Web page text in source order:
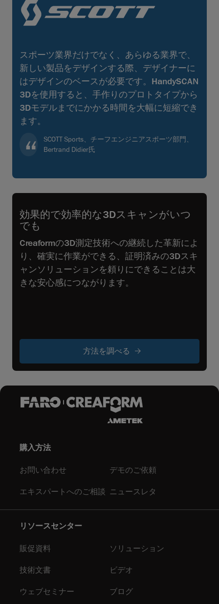
スポーツ業界だけでなく、あらゆる業界で、
新しい製品をデザインする際、デザイナーに
はデザインのベースが必要です。HandySCAN
3Dを使用すると、手作りのプロトタイプから
3Dモデルまでにかかる時間を大幅に短縮でき
ます。
SCOTT Sports、チーフエンジニアスポーツ部門、
Bertrand Didier氏
効果的で効率的な3Dスキャンがいつ
でも
Creaformの3D測定技術への継続した革新によ
り、確実に作業ができる、証明済みの3Dスキ
ャンソリューションを頼りにできることは大
きな安心感につながります。
方法を調べる
購入方法
お問い合わせ デモのご依頼
エキスパートへのご相談 ニュースレタ
リソースセンター
販促資料 ソリューション
技術文書 ビデオ
ウェブセミナー ブログ